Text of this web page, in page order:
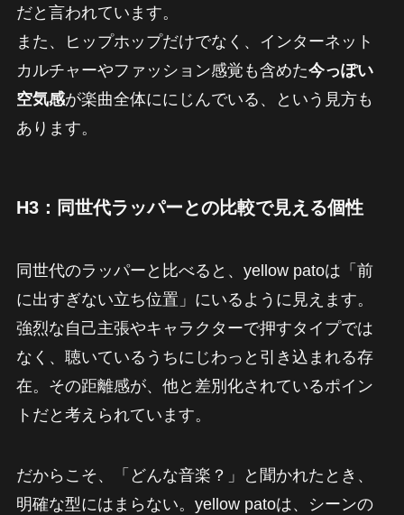
だと言われています。
また、ヒップホップだけでなく、インターネット
カルチャーやファッション感覚も含めた今っぽい
空気感が楽曲全体ににじんでいる、という見方も
あります。
H3：同世代ラッパーとの比較で見える個性
同世代のラッパーと比べると、yellow patoは「前
に出すぎない立ち位置」にいるように見えます。
強烈な自己主張やキャラクターで押すタイプでは
なく、聴いているうちにじわっと引き込まれる存
在。その距離感が、他と差別化されているポイン
トだと考えられています。
だからこそ、「どんな音楽？」と聞かれたとき、
明確な型にはまらない。yellow patoは、シーンの